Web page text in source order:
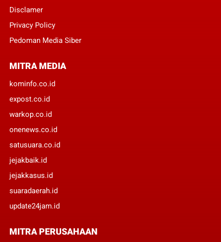
Disclamer
Privacy Policy
Pedoman Media Siber
MITRA MEDIA
kominfo.co.id
expost.co.id
warkop.co.id
onenews.co.id
satusuara.co.id
jejakbaik.id
jejakkasus.id
suaradaerah.id
update24jam.id
MITRA PERUSAHAAN